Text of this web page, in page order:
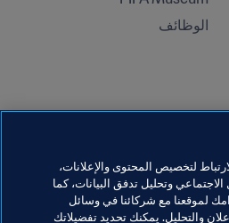
الوظائف
لتخصيص المحتوى والإعلانات،
وتحليل تدفق البيانات، كما
لموقعنا مع شركائنا في وسائل
والتحليل. يمكنك تحديد تفضيلاتك